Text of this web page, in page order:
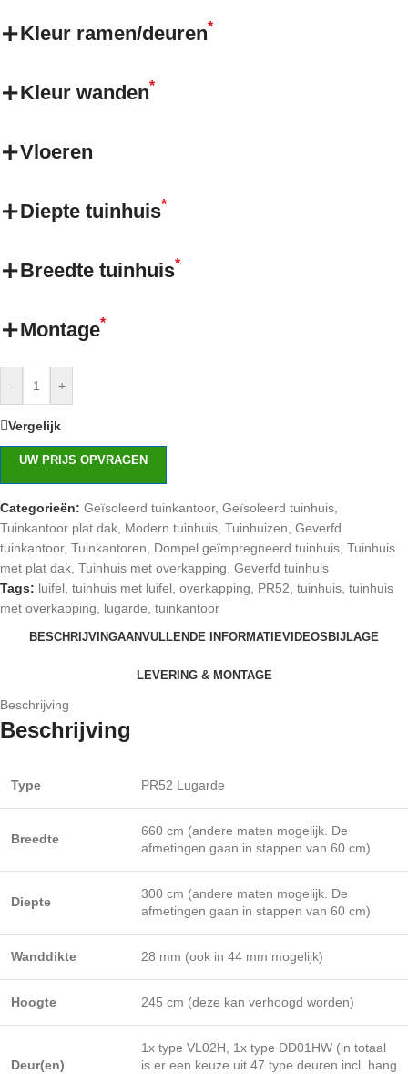
Kleur ramen/deuren*
Kleur wanden*
Vloeren
Diepte tuinhuis*
Breedte tuinhuis*
Montage*
- +
Vergelijk
UW PRIJS OPVRAGEN
Categorieën: Geïsoleerd tuinkantoor, Geïsoleerd tuinhuis
Tuinkantoor plat dak Modern tuinhuis Tuinhuizen Geverfd
tuinkantoor, Tuinkantoren Dompel geïmpregneerd tuinhuis Tuinhuis
met plat dak Tuinhuis met overkapping Geverfd tuinhuis
Tags: luifel tuinhuis met luifel overkapping PR52 tuinhuis tuinhuis
met overkapping
lugarde tuinkantoor
BESCHRIJVINGAANVULLENDE INFORMATIEVIDEOS BIJLAGE
LEVERING & MONTAGE
Beschrijving
Beschrijving
Type PR52 Lugarde
Breedte
660 cm (andere maten mogelijk. De
afmetingen gaan in stappen van 60 cm)
Diepte
300 cm (andere maten mogelijk. De
afmetingen gaan in stappen van 60 cm)
Wanddikte 28 mm (ook in 44 mm mogelijk)
Hoogte 245 cm (deze kan verhoogd worden)
Deur(en)
1x type VL02H, 1x type DD01HW (in totaal
is er een keuze uit 47 type deuren incl. hang